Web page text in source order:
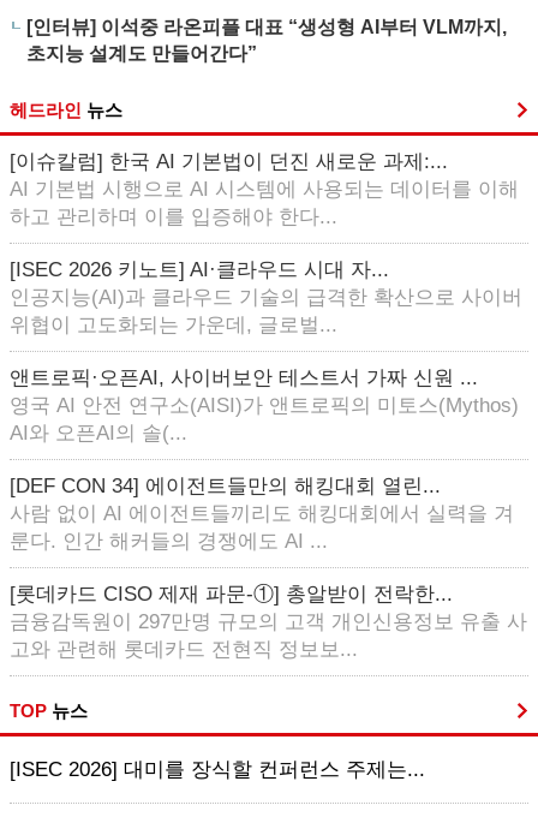
[인터뷰] 이석중 라온피플 대표 “생성형 AI부터 VLM까지,
초지능 설계도 만들어간다”
헤드라인 뉴스
[이슈칼럼] 한국 AI 기본법이 던진 새로운 과제:...
AI 기본법 시행으로 AI 시스템에 사용되는 데이터를 이해
하고 관리하며 이를 입증해야 한다...
[ISEC 2026 키노트] AI·클라우드 시대 자...
인공지능(AI)과 클라우드 기술의 급격한 확산으로 사이버
위협이 고도화되는 가운데, 글로벌...
앤트로픽·오픈AI, 사이버보안 테스트서 가짜 신원 ...
영국 AI 안전 연구소(AISI)가 앤트로픽의 미토스(Mythos)
AI와 오픈AI의 솔(...
[DEF CON 34] 에이전트들만의 해킹대회 열린...
사람 없이 AI 에이전트들끼리도 해킹대회에서 실력을 겨
룬다. 인간 해커들의 경쟁에도 AI ...
[롯데카드 CISO 제재 파문-①] 총알받이 전락한...
금융감독원이 297만명 규모의 고객 개인신용정보 유출 사
고와 관련해 롯데카드 전현직 정보보...
TOP 뉴스
[ISEC 2026] 대미를 장식할 컨퍼런스 주제는...